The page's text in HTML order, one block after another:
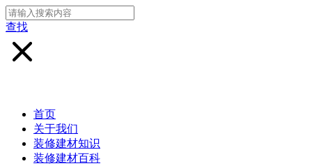
查找
首页
关于我们
装修建材知识
装修建材百科